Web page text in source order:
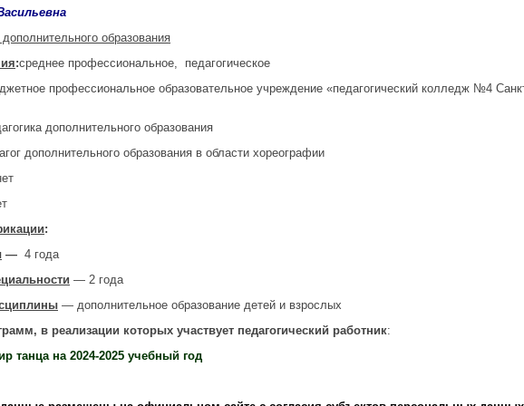
дополнительного образования
:среднее профессиональное, педагогическое
профессиональное образовательное учреждение «педагогический колледж №4
дополнительного образования
дополнительного образования в области хореографии
:
— 4 года
— 2 года
— дополнительное образование детей и взрослых
в реализации которых участвует педагогический работник:
на 2024-2025 учебный год